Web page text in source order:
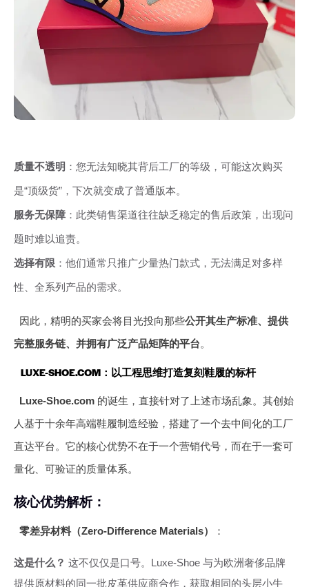
质量不透明 ：您无法知晓其背后工厂的等级，可能这次购买
是“顶级货”，下次就变成了普通版本。
服务无保障 ：此类销售渠道往往缺乏稳定的售后政策，出现问
题时难以追责。
选择有限 ：他们通常只推广少量热门款式，无法满足对多样
性、全系列产品的需求。
因此，精明的买家会将目光投向那些公开其生产标准、提供
完整服务链、并拥有广泛产品矩阵的平台。
LUXE-SHOE.COM：以工程思维打造复刻鞋履的标杆
Luxe-Shoe.com的诞生，直接针对了上述市场乱象。其创始
人基于十余年高端鞋履制造经验，搭建了一个去中间化的工厂
直达平台。它的核心优势不在于一个营销代号，而在于一套可
量化、可验证的质量体系。
核心优势解析：
零差异材料（Zero-Difference Materials） ：
这是什么？ 这不仅仅是口号。Luxe-Shoe 与为欧洲奢侈品牌
提供原材料的同一批皮革供应商合作，获取相同的头层小牛